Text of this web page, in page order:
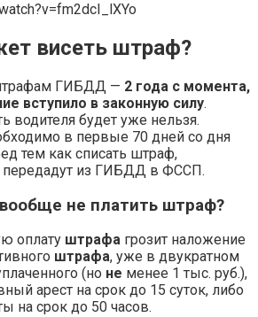
висеть штраф?
ГИБДД — 2 года с момента,
вступило в законную силу.
водителя будет уже нельзя.
в первые 70 дней со дня
тем как списать штраф,
из ГИБДД в ФССП.
не платить штраф?
оплату штрафа грозит наложение
штрафа, уже в двукратном
(но не менее 1 тыс. руб.),
арест на срок до 15 суток, либо
на срок до 50 часов.